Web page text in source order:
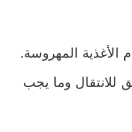
المهروسة.
وما يجب